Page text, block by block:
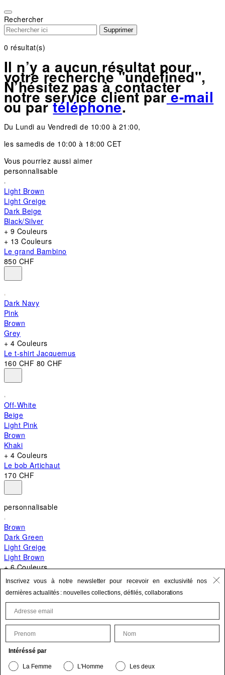
note:
This
website
includes
accessibility
system.
Rechercher
Supprimer
0 résultat(s)
Il n’y a aucun résultat pour
votre recherche "undefined",
N’hésitez pas à contacter
notre service client pare-mail
ou partéléphone.
Du Lundi au Vendredi de 10:00 à 21:00,
les samedis de 10:00 à 18:00 CET
Vous pourriez aussi aimer
personnalisable
Light Brown
Light Greige
Dark Beige
Black/Silver
+ 9 Couleurs
+ 13 Couleurs
Le grand Bambino
850 CHF
Dark Navy
Pink
Brown
Grey
+ 4 Couleurs
Le t-shirt Jacquemus
160 CHF 80 CHF
Off-White
Beige
Light Pink
Brown
Khaki
+ 4 Couleurs
Le bob Artichaut
170 CHF
personnalisable
Brown
Dark Green
Light Greige
Light Brown
+ 6 Couleurs
+ 10 Couleurs
650 CHF
Mettre à jour vos informations personnelles
Le produit est bien ajouté à vos favoris.
Inscrivez vous à notre newsletter pour recevoir en exclusivité nos
dernières actualités : nouvelles collections, défilés, collaborations
First Name Last Name
Intéréssé par
La Femme L'Homme Les deux